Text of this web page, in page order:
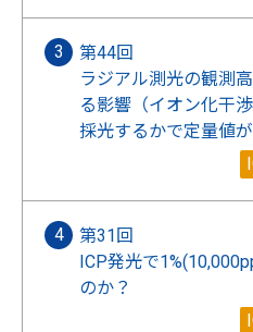
第44回
ラジアル測光の観測
る影響（イオン化干
採光するかで定量値
第31回
ICP発光で
のか？